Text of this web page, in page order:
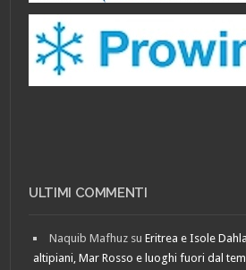
ULTIMI COMMENTI
Naquib Mafhuz suEritrea e Isole
altipiani, Mar Rosso e luoghi fuori dal